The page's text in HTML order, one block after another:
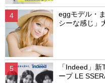
eggモデル・
シーな感じ」
「Indeed」
ープ LE